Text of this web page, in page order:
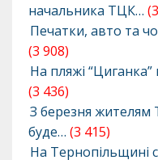
начальника ТЦК…
Печатки, авто та
(3 908)
На пляжі
(3 436)
З березня
буде… (3 415)
На Тернопільщині